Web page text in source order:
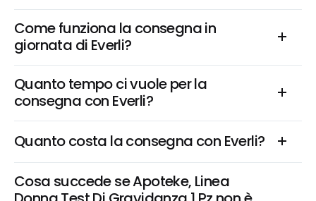
Come funziona la consegna in
giornata di Everli?
Quanto tempo ci vuole per la
consegna con Everli?
Quanto costa la consegna con Everli?
Cosa succede se Apoteke, Linea